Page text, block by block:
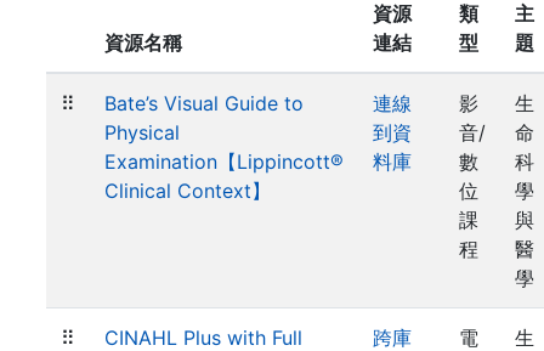
資源名稱
資源
連結
類
型
主
題
⠿
Bate’s Visual Guide to
Physical
Examination【Lippincott®
Clinical Context】
連線
到資
料庫
影
音/
數
位
課
程
生
命
科
學
與
醫
學
⠿
CINAHL Plus with Full
跨庫
電
生